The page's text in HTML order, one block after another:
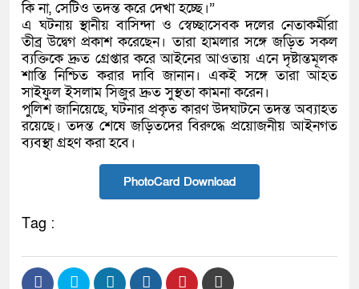
কি না, সেটিও তদন্ত করে দেখা হচ্ছে।”
এ ঘটনায় স্থানীয় বাসিন্দা ও স্বেচ্ছাসেবক দলের নেতাকর্মীরা
তীব্র উদ্বেগ প্রকাশ করেছেন। তারা হামলার সঙ্গে জড়িত সকল
ব্যক্তিকে দ্রুত গ্রেপ্তার করে আইনের আওতায় এনে দৃষ্টান্তমূলক
শাস্তি নিশ্চিত করার দাবি জানান। একই সঙ্গে তারা আহত
সাইফুল ইসলাম সিজুর দ্রুত সুস্থতা কামনা করেন।
পুলিশ জানিয়েছে, ঘটনার প্রকৃত কারণ উদঘাটনে তদন্ত অব্যাহত
রয়েছে। তদন্ত শেষে জড়িতদের বিরুদ্ধে প্রয়োজনীয় আইনগত
ব্যবস্থা গ্রহণ করা হবে।
PhotoCard Download
Tag :